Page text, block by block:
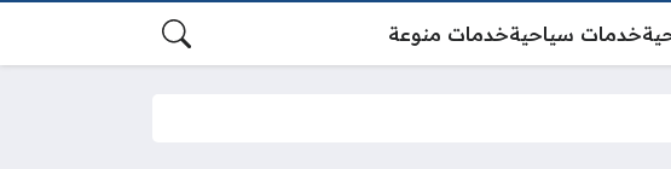
خدمات سياحيةخدمات منوعة